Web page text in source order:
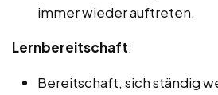
immer wieder auftreten.
Lernbereitschaft:
Bereitschaft, sich ständig